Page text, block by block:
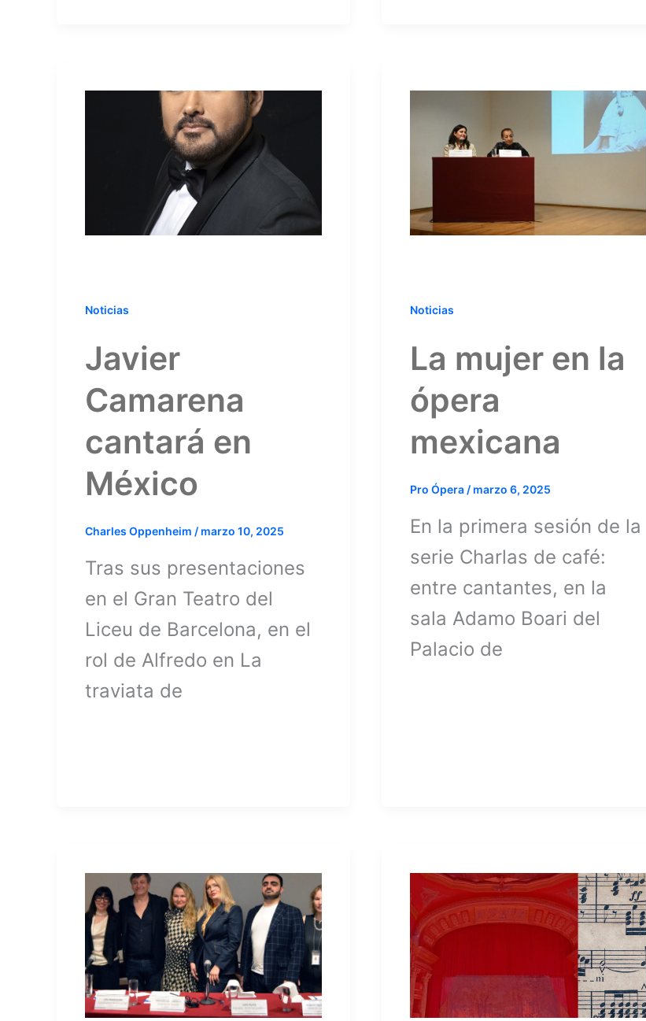
Noticias
Javier
Camarena
cantará en
México
Charles Oppenheim / marzo 10, 2025
Tras sus presentaciones
en el Gran Teatro del
Liceu de Barcelona, en el
rol de Alfredo en La
traviata de
Noticias
La mujer en la
ópera
mexicana
Pro Ópera / marzo 6, 2025
En la primera sesión de la
serie Charlas de café:
entre cantantes, en la
sala Adamo Boari del
Palacio de